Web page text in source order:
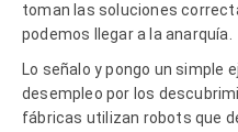
toman las soluciones
podemos llegar a la anarquía.
Lo señalo y pongo un simple
desempleo por los
fábricas utilizan robots que